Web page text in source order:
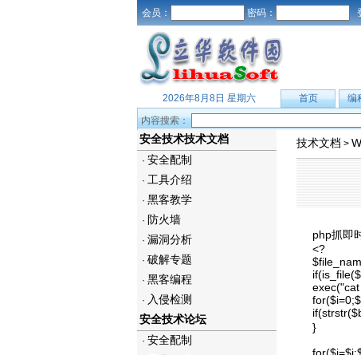
会员： 密码：
2026年8月8日 星期六 首页 编
内容搜索：
安全技术技术文档
· 安全配制
· 工具介绍
· 黑客教学
· 防火墙
· 漏洞分析
· 破解专题
· 黑客编程
· 入侵检测
安全技术论坛
· 安全配制
技术文档 >
php抓即
<?
}